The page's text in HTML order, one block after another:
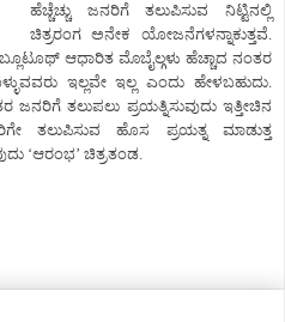
ಹೆಚ್ಚೆಚ್ಚು ಜನರಿಗೆ ತಲುಪಿಸುವ ನಿಟ್ಟಿನಲ್ಲಿ
ಚಿತ್ರರಂಗ ಅನೇಕ ಯೋಜನೆಗಳನ್ನಾಕುತ್ತವೆ.
ಆಧಾರಿತ ಮೊಬೈಲ್ಗಳು ಹೆಚ್ಚಾದ ನಂತರ
ಇಲ್ಲವೇ ಇಲ್ಲ ಎಂದು ಹೇಳಬಹುದು.
ತಲುಪಲು ಪ್ರಯತ್ನಿಸುವುದು ಇತ್ತೀಚಿನ
ತಲುಪಿಸುವ ಹೊಸ ಪ್ರಯತ್ನ ಮಾಡುತ್ತ
‘ಆರಂಭ’ ಚಿತ್ರತಂಡ.